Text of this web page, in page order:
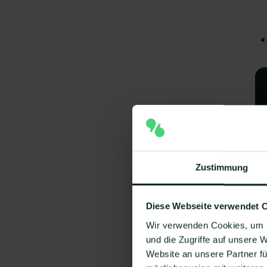
Zustimmung
Diese Webseite verwendet
Wir verwenden Cookies,
und die Zugriffe auf unsere
Website an unsere Partner